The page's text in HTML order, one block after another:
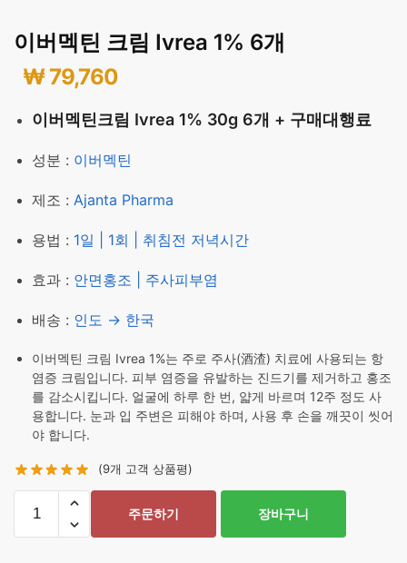
이버멕틴 크림 Ivrea 1% 6개
₩79,760
이버멕틴크림 Ivrea 1% 30g 6개 + 구매대행료
성분 : 이버멕틴
제조 : Ajanta Pharma
용법 : 1일 | 1회 | 취침전 저녁시간
효과 : 안면홍조 | 주사피부염
배송 : 인도 → 한국
이버멕틴 크림 Ivrea 1%는 주로 주사(酒渣) 치료에 사용되는 항
염증 크림입니다. 피부 염증을 유발하는 진드기를 제거하고 홍조
를 감소시킵니다. 얼굴에 하루 한 번, 얇게 바르며 12주 정도 사
용합니다. 눈과 입 주변은 피해야 하며, 사용 후 손을 깨끗이 씻어
야 합니다.
(9개 고객 상품평)
주문하기 장바구니